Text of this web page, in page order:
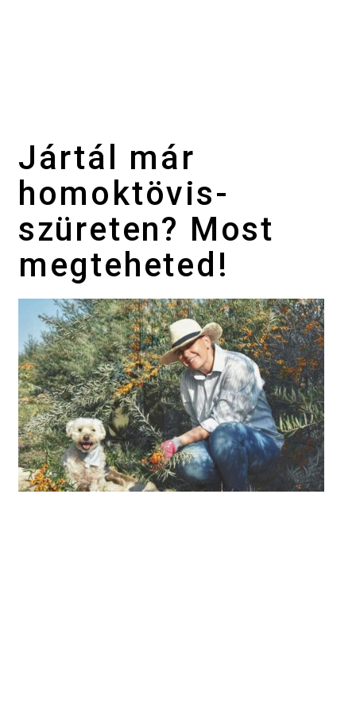
Jártál már
homoktövis-
szüreten? Most
megteheted!